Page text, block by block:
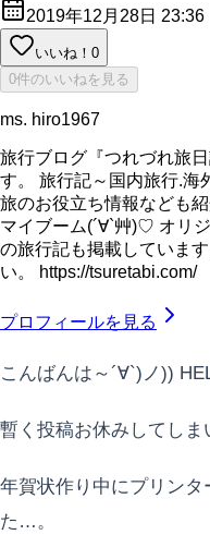
2019年12月28日 23:36
いいね！ 0
0件のいいねを見る
ms. hiro1967
旅行ブログ『つれづれ旅
す。 旅行記～国内旅行.海
旅のお役立ち情報なども
マイブーム(´∀`艸)♡ オリ
の旅行記も掲載していま
い。 https://tsuretabi.com/
プロフィールを見る
こんばんは～´∀`)ノ))
暫く投稿お休みしてし
年賀状作り中にプリン
た…。